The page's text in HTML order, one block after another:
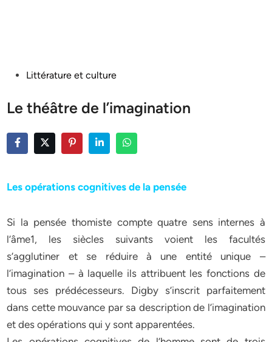
PostedLittérature et culture
Le théâtre de l’imagination
Les opérations cognitives de la pensée
Si la pensée thomiste compte quatre sens internes à
l’âme1, les siècles suivants voient les facultés
s’agglutiner et se réduire à une entité unique –
l’imagination – à laquelle ils attribuent les fonctions de
tous ses prédécesseurs. Digby s’inscrit parfaitement
dans cette mouvance par sa description de l’imagination
et des opérations qui y sont apparentées.